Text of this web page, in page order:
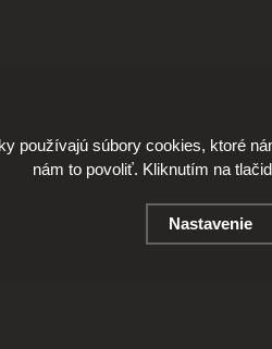
používajú súbory cookies, ktoré
nám to povoliť. Kliknutím na
Nastavenie